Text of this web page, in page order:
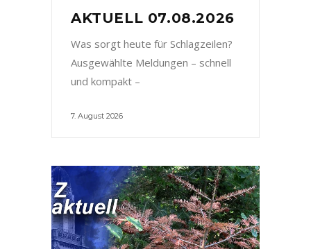
AKTUELL 07.08.2026
Was sorgt heute für Schlagzeilen?
Ausgewählte Meldungen – schnell
und kompakt –
7. August 2026